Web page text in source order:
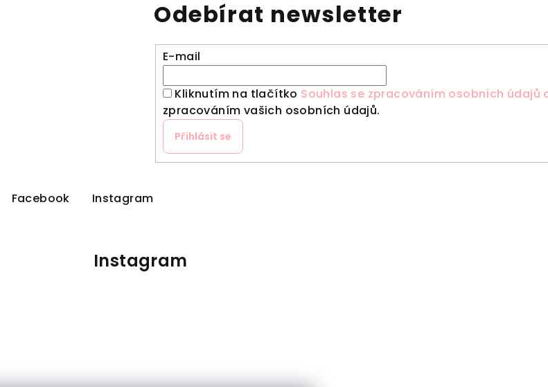
Odebírat newsletter
E-mail
Kliknutím na tlačítko Souhlas se zpracováním osobních
zpracováním vašich osobních údajů.
Přihlásit se
Facebook Instagram
Instagram